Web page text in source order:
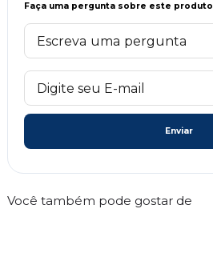
Faça uma pergunta sobre este produto
Enviar
Você também pode gostar de